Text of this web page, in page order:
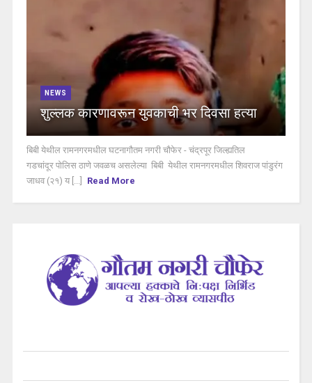
NEWS
शुल्लक कारणावरून युवकाची भर दिवसा हत्या
बिबी येथील रामनगरमधील घटनागौतम नगरी चौफेर - चंद्रपूर जिल्ह्यतिल
गडचांदूर पोलिस ठाणे जवळच असलेल्या बिबी येथील रामनगरमधील शिवराज पांडुरंग
जाधव (२१) य [...]
Read More